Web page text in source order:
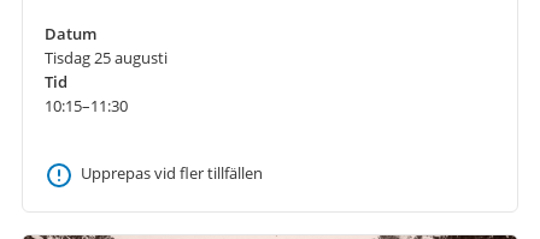
Datum
Tisdag 25 augusti
Tid
10:15–11:30
Upprepas vid fler tillfällen